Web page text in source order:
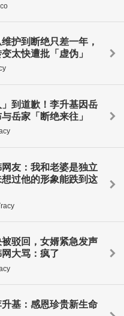
护到断绝只差一年，
太快遭批「虚伪」
到道歉！李升基因岳
岳家「断绝来往」
友：我和老婆是独立
过他的形象能跌到这
驳回，女婿紧急发声
大骂：疯了
基：感恩珍贵新生命